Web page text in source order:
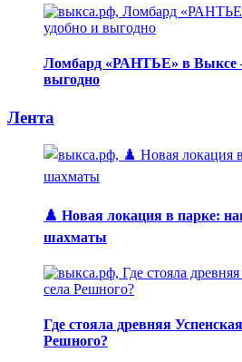
Ломбард «РАНТЬЕ» в Выксе
выгодно
Лента
♟️ Новая локация в парке:
шахматы
Где стояла древняя
Решного?